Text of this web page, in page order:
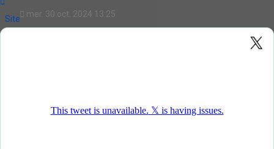
PierrotDameron
Site
Internet
mer. 30 oct. 2024 13:25